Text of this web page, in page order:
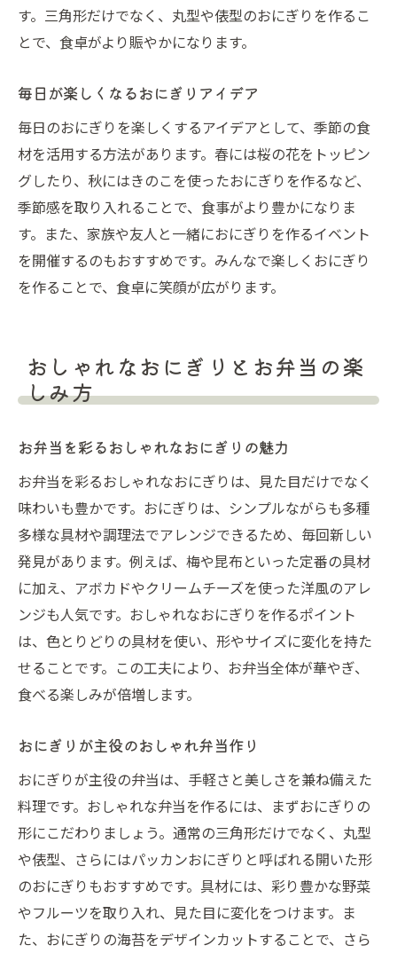
す。三角形だけでなく、丸型や俵型のおにぎりを作るこ
とで、食卓がより賑やかになります。
毎日が楽しくなるおにぎりアイデア
毎日のおにぎりを楽しくするアイデアとして、季節の食
材を活用する方法があります。春には桜の花をトッピン
グしたり、秋にはきのこを使ったおにぎりを作るなど、
季節感を取り入れることで、食事がより豊かになりま
す。また、家族や友人と一緒におにぎりを作るイベント
を開催するのもおすすめです。みんなで楽しくおにぎり
を作ることで、食卓に笑顔が広がります。
おしゃれなおにぎりとお弁当の楽
しみ方
お弁当を彩るおしゃれなおにぎりの魅力
お弁当を彩るおしゃれなおにぎりは、見た目だけでなく
味わいも豊かです。おにぎりは、シンプルながらも多種
多様な具材や調理法でアレンジできるため、毎回新しい
発見があります。例えば、梅や昆布といった定番の具材
に加え、アボカドやクリームチーズを使った洋風のアレ
ンジも人気です。おしゃれなおにぎりを作るポイント
は、色とりどりの具材を使い、形やサイズに変化を持た
せることです。この工夫により、お弁当全体が華やぎ、
食べる楽しみが倍増します。
おにぎりが主役のおしゃれ弁当作り
おにぎりが主役の弁当は、手軽さと美しさを兼ね備えた
料理です。おしゃれな弁当を作るには、まずおにぎりの
形にこだわりましょう。通常の三角形だけでなく、丸型
や俵型、さらにはパッカンおにぎりと呼ばれる開いた形
のおにぎりもおすすめです。具材には、彩り豊かな野菜
やフルーツを取り入れ、見た目に変化をつけます。ま
た、おにぎりの海苔をデザインカットすることで、さら